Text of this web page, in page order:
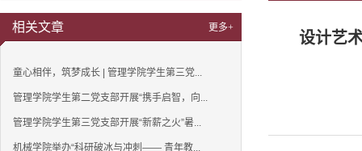
相关文章 更多+
童心相伴，筑梦成长 | 管理学院学生第三党...
管理学院学生第二党支部开展“携手启智，向...
管理学院学生第三党支部开展“新薪之火”暑...
机械学院举办“科研破冰与冲刺—— 青年教...
设计艺